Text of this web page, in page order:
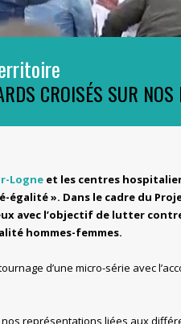
CROISÉS SUR NOS
Logne et les centres
égalité ». Dans le cadre du
avec l’objectif de lutter
hommes-femmes.
d’une micro-série avec
représentations liées aux